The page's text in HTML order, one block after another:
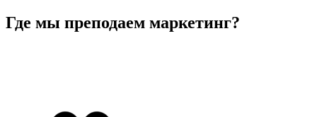
Где мы преподаем маркетинг?